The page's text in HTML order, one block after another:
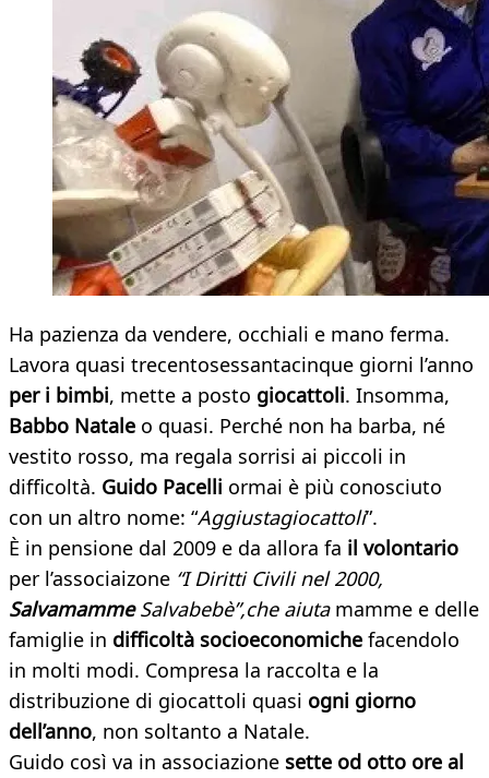
Ha pazienza da vendere, occhiali e mano ferma.
Lavora quasi trecentosessantacinque giorni l’anno
per i bimbi, mette a posto giocattoli. Insomma,
Babbo Natale o quasi. Perché non ha barba, né
vestito rosso, ma regala sorrisi ai piccoli in
difficoltà. Guido Pacelli ormai è più conosciuto
con un altro nome: “Aggiustagiocattoli”.
È in pensione dal 2009 e da allora fa il volontario
per l’associaizone “I Diritti Civili nel 2000,
SalvamammeSalvabebè”,che aiuta mamme e delle
famiglie in difficoltà socioeconomiche facendolo
in molti modi. Compresa la raccolta e la
distribuzione di giocattoli quasi ogni giorno
dell’anno, non soltanto a Natale.
Guido così va in associazione sette od otto ore al